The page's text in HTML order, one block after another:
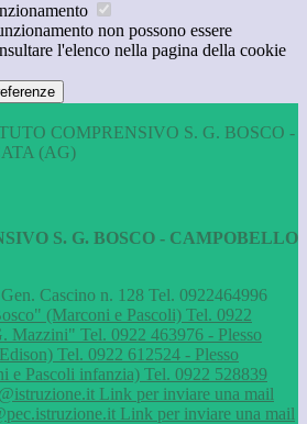
non possono essere
l'elenco nella pagina della cookie
COMPRENSIVO S. G. BOSCO -
(AG)
S. G. BOSCO - CAMPOBELLO
Cascino n. 128 Tel. 0922464996
(Marconi e Pascoli) Tel. 0922
Mazzini" Tel. 0922 463976 - Plesso
Tel. 0922 612524 - Plesso
e Pascoli infanzia) Tel. 0922 528839
Link per inviare una mail
Link per inviare una mail